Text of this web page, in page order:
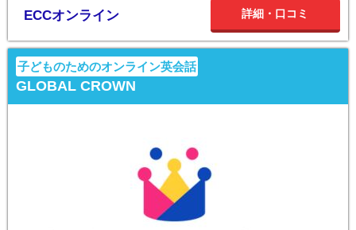
ECCオンライン 詳細・口コミ
子どものためのオンライン英会話
GLOBAL CROWN